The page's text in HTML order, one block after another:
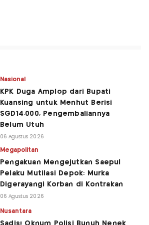
Nasional
KPK Duga Amplop dari Bupati
Kuansing untuk Menhut Berisi
SGD14.000, Pengembaliannya
Belum Utuh
06 Agustus 2026
Megapolitan
Pengakuan Mengejutkan Saepul
Pelaku Mutilasi Depok: Murka
Digerayangi Korban di Kontrakan
06 Agustus 2026
Nusantara